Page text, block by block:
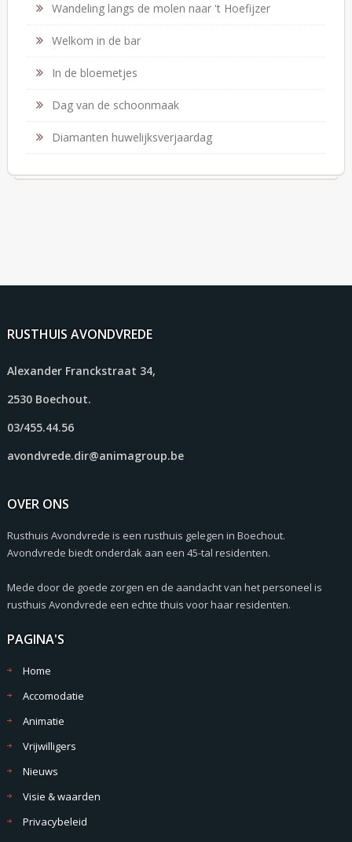
Wandeling langs de molen naar 't Hoefijzer
Welkom in de bar
In de bloemetjes
Dag van de schoonmaak
Diamanten huwelijksverjaardag
RUSTHUIS AVONDVREDE
Alexander Franckstraat 34,
2530 Boechout.
03/455.44.56
avondvrede.dir@animagroup.be
OVER ONS
Rusthuis Avondvrede is een rusthuis gelegen in Boechout.
Avondvrede biedt onderdak aan een 45-tal residenten.
Mede door de goede zorgen en de aandacht van het personeel is
rusthuis Avondvrede een echte thuis voor haar residenten.
PAGINA'S
Home
Accomodatie
Animatie
Vrijwilligers
Nieuws
Visie & waarden
Privacybeleid